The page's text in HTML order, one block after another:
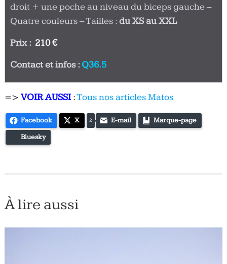
droit + une poche au niveau du biceps gauche –
Quatre couleurs – Tailles :du XS au XXL
Prix : 210 €
Contact et infos :Q36.5
=>VOIR AUSSI:Tous nos articles Matos
Facebook X 2 E-mail Marque-page
Bluesky
À lire aussi